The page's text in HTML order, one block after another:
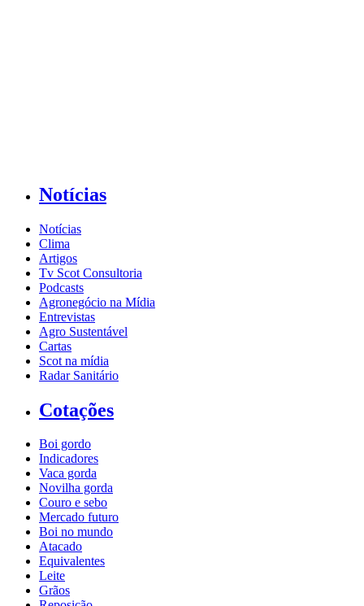
Notícias
Notícias
Clima
Artigos
Tv Scot Consultoria
Podcasts
Agronegócio na Mídia
Entrevistas
Agro Sustentável
Cartas
Scot na mídia
Radar Sanitário
Cotações
Boi gordo
Indicadores
Vaca gorda
Novilha gorda
Couro e sebo
Mercado futuro
Boi no mundo
Atacado
Equivalentes
Leite
Grãos